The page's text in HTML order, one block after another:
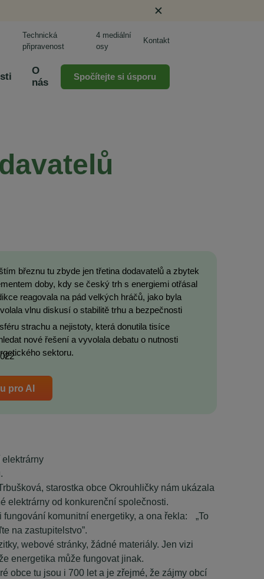
Technická
připravenost
4 mediální
osy
Kontakt
O
nás
Spočítejte si úsporu
březnu tu zbyde jen třetina dodavatelů a zbytek
doby, kdy se český trh s energiemi otřásal
reagovala na pád velkých hráčů, jako byla
vlnu diskusí o stabilitě trhu a bezpečnosti
strachu a nejistoty, která donutila tisíce
nové řešení a vyvolala debatu o nutnosti
sektoru.
pro AI
elektrárny
starostka obce Okrouhličky nám ukázala
elektrárny od konkurenční společnosti.
komunitní energetiky, a ona řekla: „To
na zastupitelstvo”.
webové stránky, žádné materiály. Jen vizi
energetika může fungovat jinak.
obce tu jsou i 700 let a je zřejmé, že zájmy obcí